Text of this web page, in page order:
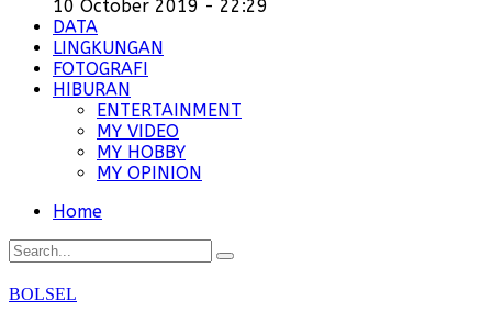
10 October 2019 - 22:29
DATA
LINGKUNGAN
FOTOGRAFI
HIBURAN
ENTERTAINMENT
MY VIDEO
MY HOBBY
MY OPINION
Home
BOLSEL